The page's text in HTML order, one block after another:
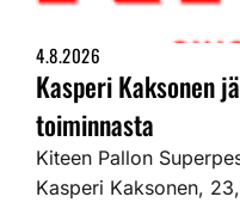
4.8.2026
Kasperi Kaksonen
toiminnasta
Kiteen Pallon
Kasperi Kaksonen,